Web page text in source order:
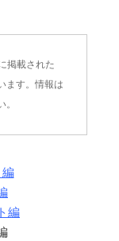
掲載された
ます。情報は
編